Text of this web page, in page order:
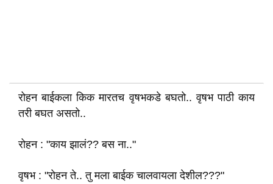
रोहन बाईकला किक मारतच वृषभकडे बघतो.. वृषभ पाठी काय
तरी बघत असतो..
रोहन : "काय झालं?? बस ना.."
वृषभ : "रोहन ते.. तु मला बाईक चालवायला देशील???"